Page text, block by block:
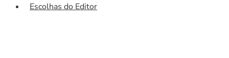
Escolhas do Editor